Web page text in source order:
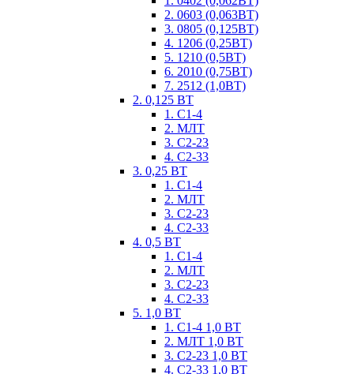
2. 0603 (0,063ВТ)
3. 0805 (0,125ВТ)
4. 1206 (0,25ВТ)
5. 1210 (0,5ВТ)
6. 2010 (0,75ВТ)
7. 2512 (1,0ВТ)
2. 0,125 ВТ
1. С1-4
2. МЛТ
3. С2-23
4. С2-33
3. 0,25 ВТ
1. С1-4
2. МЛТ
3. С2-23
4. С2-33
4. 0,5 ВТ
1. С1-4
2. МЛТ
3. С2-23
4. С2-33
5. 1,0 ВТ
1. С1-4 1,0 ВТ
2. МЛТ 1,0 ВТ
3. С2-23 1,0 ВТ
4. С2-33 1,0 ВТ